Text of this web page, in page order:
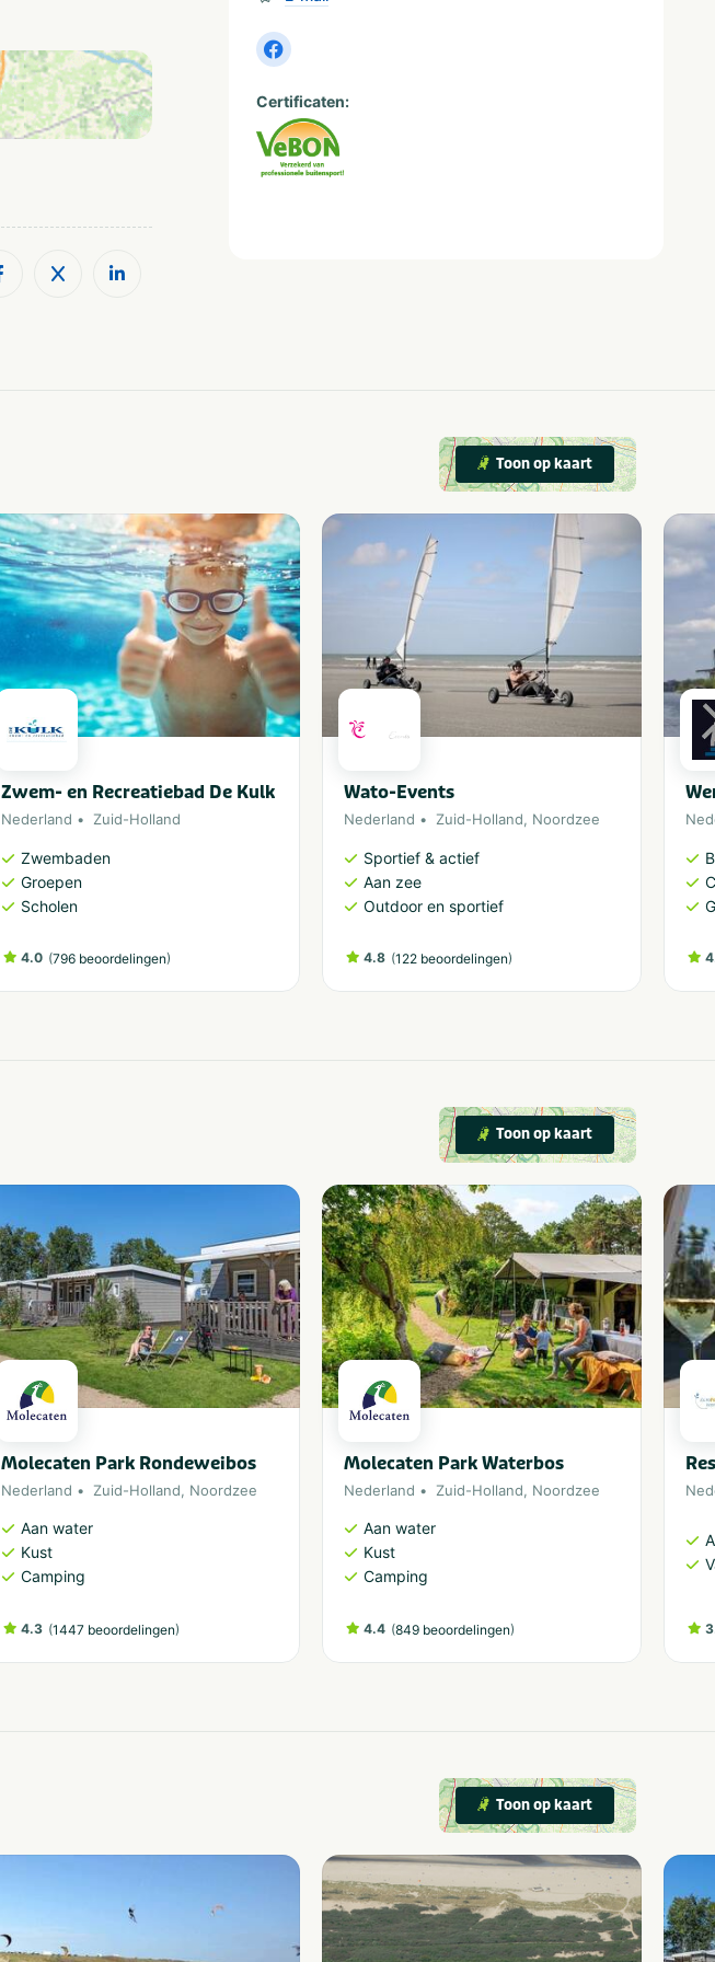
Certificaten:
Toon op kaart
Zwem- en Recreatiebad De Kulk
Nederland Zuid-Holland
Zwembaden
Groepen
Scholen
4.0 (796 beoordelingen)
Wato-Events
Nederland Zuid-Holland, Noordzee
Sportief & actief
Aan zee
Outdoor en sportief
4.8 (122 beoordelingen)
Toon op kaart
Molecaten Park Rondeweibos
Nederland Zuid-Holland, Noordzee
Aan water
Kust
Camping
4.3 (1447 beoordelingen)
Molecaten Park Waterbos
Nederland Zuid-Holland, Noordzee
Aan water
Kust
Camping
4.4 (849 beoordelingen)
Toon op kaart